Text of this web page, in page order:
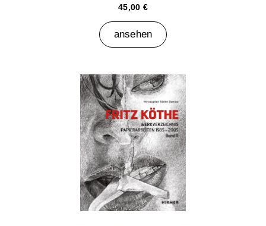
45,00 €
ansehen